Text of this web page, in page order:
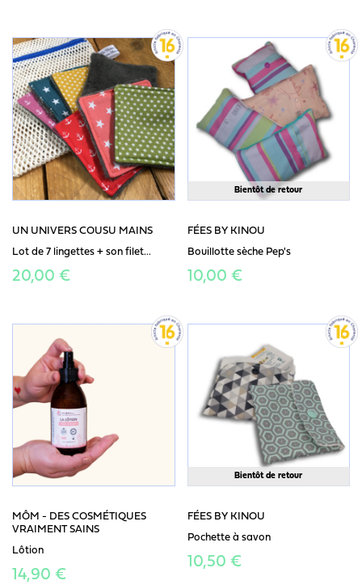
UN UNIVERS COUSU MAINS
Lot de 7 lingettes + son filet...
20,00 €
Bientôt de retour
FÉES BY KINOU
Bouillotte sèche Pep's
10,00 €
MÔM - DES COSMÉTIQUES
VRAIMENT SAINS
Lôtion
14,90 €
Bientôt de retour
FÉES BY KINOU
Pochette à savon
10,50 €